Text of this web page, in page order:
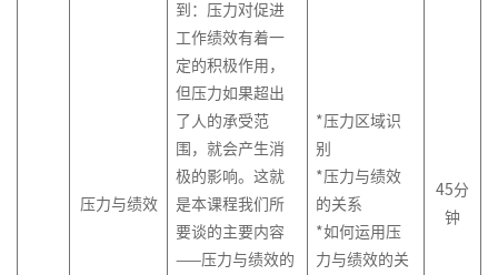
压力与绩效
到：压力对促进
工作绩效有着一
定的积极作用，
但压力如果超出
了人的承受范
围，就会产生消
极的影响。这就
是本课程我们所
要谈的主要内容
——压力与绩效的
*压力区域识
别
*压力与绩效
的关系
*如何运用压
力与绩效的关
45分
钟